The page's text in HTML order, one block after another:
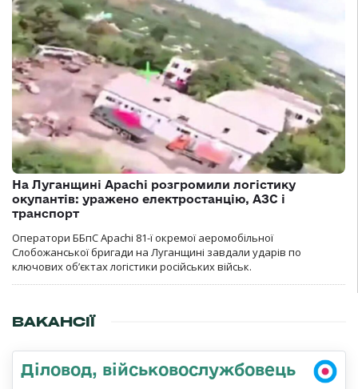
На Луганщині Apachi розгромили логістику
окупантів: уражено електростанцію, АЗС і
транспорт
Оператори ББпС Apachi 81-ї окремої аеромобільної
Слобожанської бригади на Луганщині завдали ударів по
ключових об’єктах логістики російських військ.
ВАКАНСІЇ
Діловод, військовослужбовець